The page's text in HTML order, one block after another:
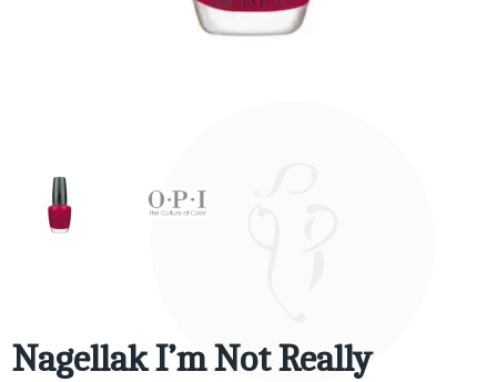
Nagellak I’m Not Really